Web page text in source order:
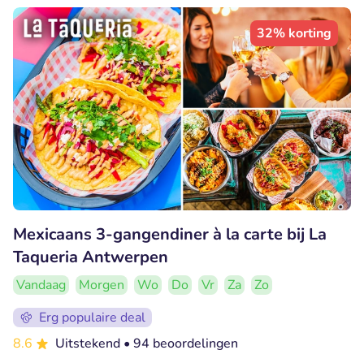
32% korting
Mexicaans 3-gangendiner à la carte bij La
Taqueria Antwerpen
Vandaag Morgen Wo Do Vr Za
Zo
Erg populaire deal
8.6
Uitstekend • 94 beoordelingen